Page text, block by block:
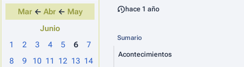
Mar← Abr← May
Junio
1
2 3 4 5 6
7
8
9 10 11 12 13 14
hace 1 año
Sumario
Acontecimientos